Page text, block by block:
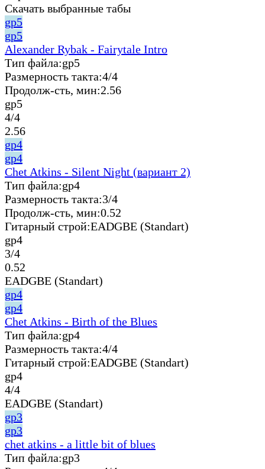
Скачать выбранные табы
gp5
gp5
Alexander Rybak - Fairytale Intro
Тип файла:gp5
Размерность такта:4/4
Продолж-сть, мин:2.56
gp5
4/4
2.56
gp4
gp4
Chet Atkins - Silent Night (вариант 2)
Тип файла:gp4
Размерность такта:3/4
Продолж-сть, мин:0.52
Гитарный строй:EADGBE (Standart)
gp4
3/4
0.52
EADGBE (Standart)
gp4
gp4
Chet Atkins - Birth of the Blues
Тип файла:gp4
Размерность такта:4/4
Гитарный строй:EADGBE (Standart)
gp4
4/4
EADGBE (Standart)
gp3
gp3
chet atkins - a little bit of blues
Тип файла:gp3